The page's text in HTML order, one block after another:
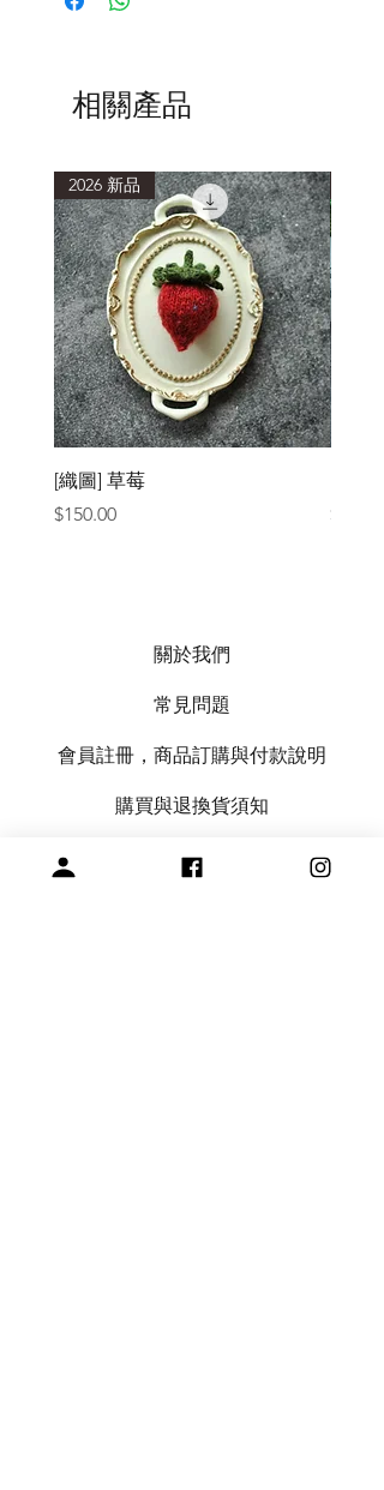
低於40度的水溫，浸泡15分鐘或以上再
避免重複搓揉擠壓，造成織品氈化縮
相關產品
2026 新品
[織圖] 草莓
價格
$150.00
價格
關於我們
常見問題
會員註冊，商品訂購與付款說明
購買與退換貨須知
絞紗代繞線服務